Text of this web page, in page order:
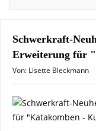
Schwerkraft-
Erweiterung für
Von: Lisette Bleckmann